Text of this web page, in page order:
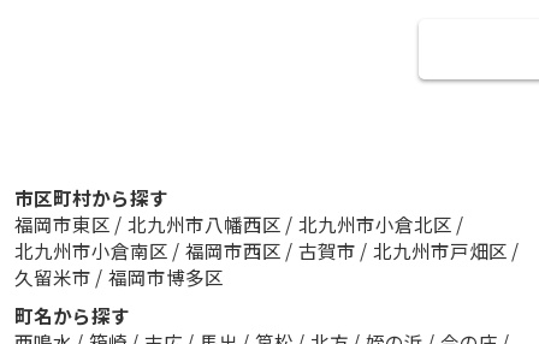
市区町村から探す
福岡市東区 / 北九州市八幡西区 / 北九州市小倉北区 /
北九州市小倉南区 / 福岡市西区 / 古賀市 / 北九州市戸畑区 /
久留米市 / 福岡市博多区
町名から探す